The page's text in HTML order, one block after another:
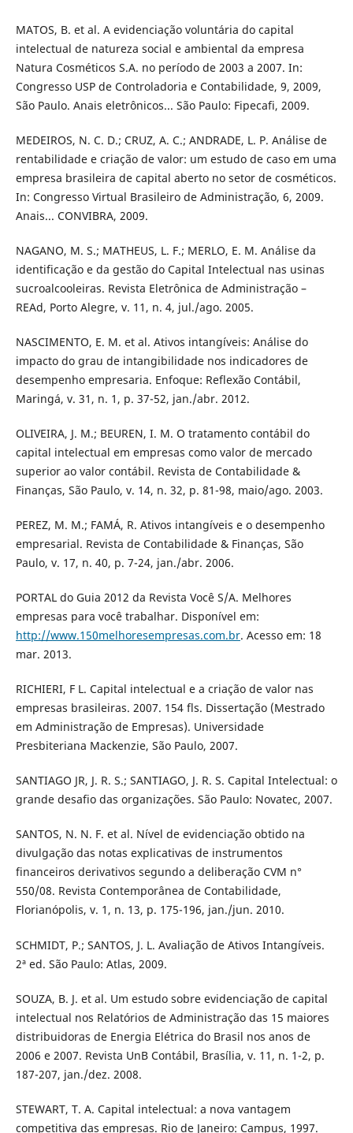
MATOS, B. et al. A evidenciação voluntária do capital
intelectual de natureza social e ambiental da empresa
Natura Cosméticos S.A. no período de 2003 a 2007. In:
Congresso USP de Controladoria e Contabilidade, 9, 2009,
São Paulo. Anais eletrônicos... São Paulo: Fipecafi, 2009.
MEDEIROS, N. C. D.; CRUZ, A. C.; ANDRADE, L. P. Análise de
rentabilidade e criação de valor: um estudo de caso em uma
empresa brasileira de capital aberto no setor de cosméticos.
In: Congresso Virtual Brasileiro de Administração, 6, 2009.
Anais... CONVIBRA, 2009.
NAGANO, M. S.; MATHEUS, L. F.; MERLO, E. M. Análise da
identificação e da gestão do Capital Intelectual nas usinas
sucroalcooleiras. Revista Eletrônica de Administração –
REAd, Porto Alegre, v. 11, n. 4, jul./ago. 2005.
NASCIMENTO, E. M. et al. Ativos intangíveis: Análise do
impacto do grau de intangibilidade nos indicadores de
desempenho empresaria. Enfoque: Reflexão Contábil,
Maringá, v. 31, n. 1, p. 37-52, jan./abr. 2012.
OLIVEIRA, J. M.; BEUREN, I. M. O tratamento contábil do
capital intelectual em empresas como valor de mercado
superior ao valor contábil. Revista de Contabilidade &
Finanças, São Paulo, v. 14, n. 32, p. 81-98, maio/ago. 2003.
PEREZ, M. M.; FAMÁ, R. Ativos intangíveis e o desempenho
empresarial. Revista de Contabilidade & Finanças, São
Paulo, v. 17, n. 40, p. 7-24, jan./abr. 2006.
PORTAL do Guia 2012 da Revista Você S/A. Melhores
empresas para você trabalhar. Disponível em:
http://www.150melhoresempresas.com.br. Acesso em: 18
mar. 2013.
RICHIERI, F L. Capital intelectual e a criação de valor nas
empresas brasileiras. 2007. 154 fls. Dissertação (Mestrado
em Administração de Empresas). Universidade
Presbiteriana Mackenzie, São Paulo, 2007.
SANTIAGO JR, J. R. S.; SANTIAGO, J. R. S. Capital Intelectual: o
grande desafio das organizações. São Paulo: Novatec, 2007.
SANTOS, N. N. F. et al. Nível de evidenciação obtido na
divulgação das notas explicativas de instrumentos
financeiros derivativos segundo a deliberação CVM n°
550/08. Revista Contemporânea de Contabilidade,
Florianópolis, v. 1, n. 13, p. 175-196, jan./jun. 2010.
SCHMIDT, P.; SANTOS, J. L. Avaliação de Ativos Intangíveis.
2ª ed. São Paulo: Atlas, 2009.
SOUZA, B. J. et al. Um estudo sobre evidenciação de capital
intelectual nos Relatórios de Administração das 15 maiores
distribuidoras de Energia Elétrica do Brasil nos anos de
2006 e 2007. Revista UnB Contábil, Brasília, v. 11, n. 1-2, p.
187-207, jan./dez. 2008.
STEWART, T. A. Capital intelectual: a nova vantagem
competitiva das empresas. Rio de Janeiro: Campus, 1997.